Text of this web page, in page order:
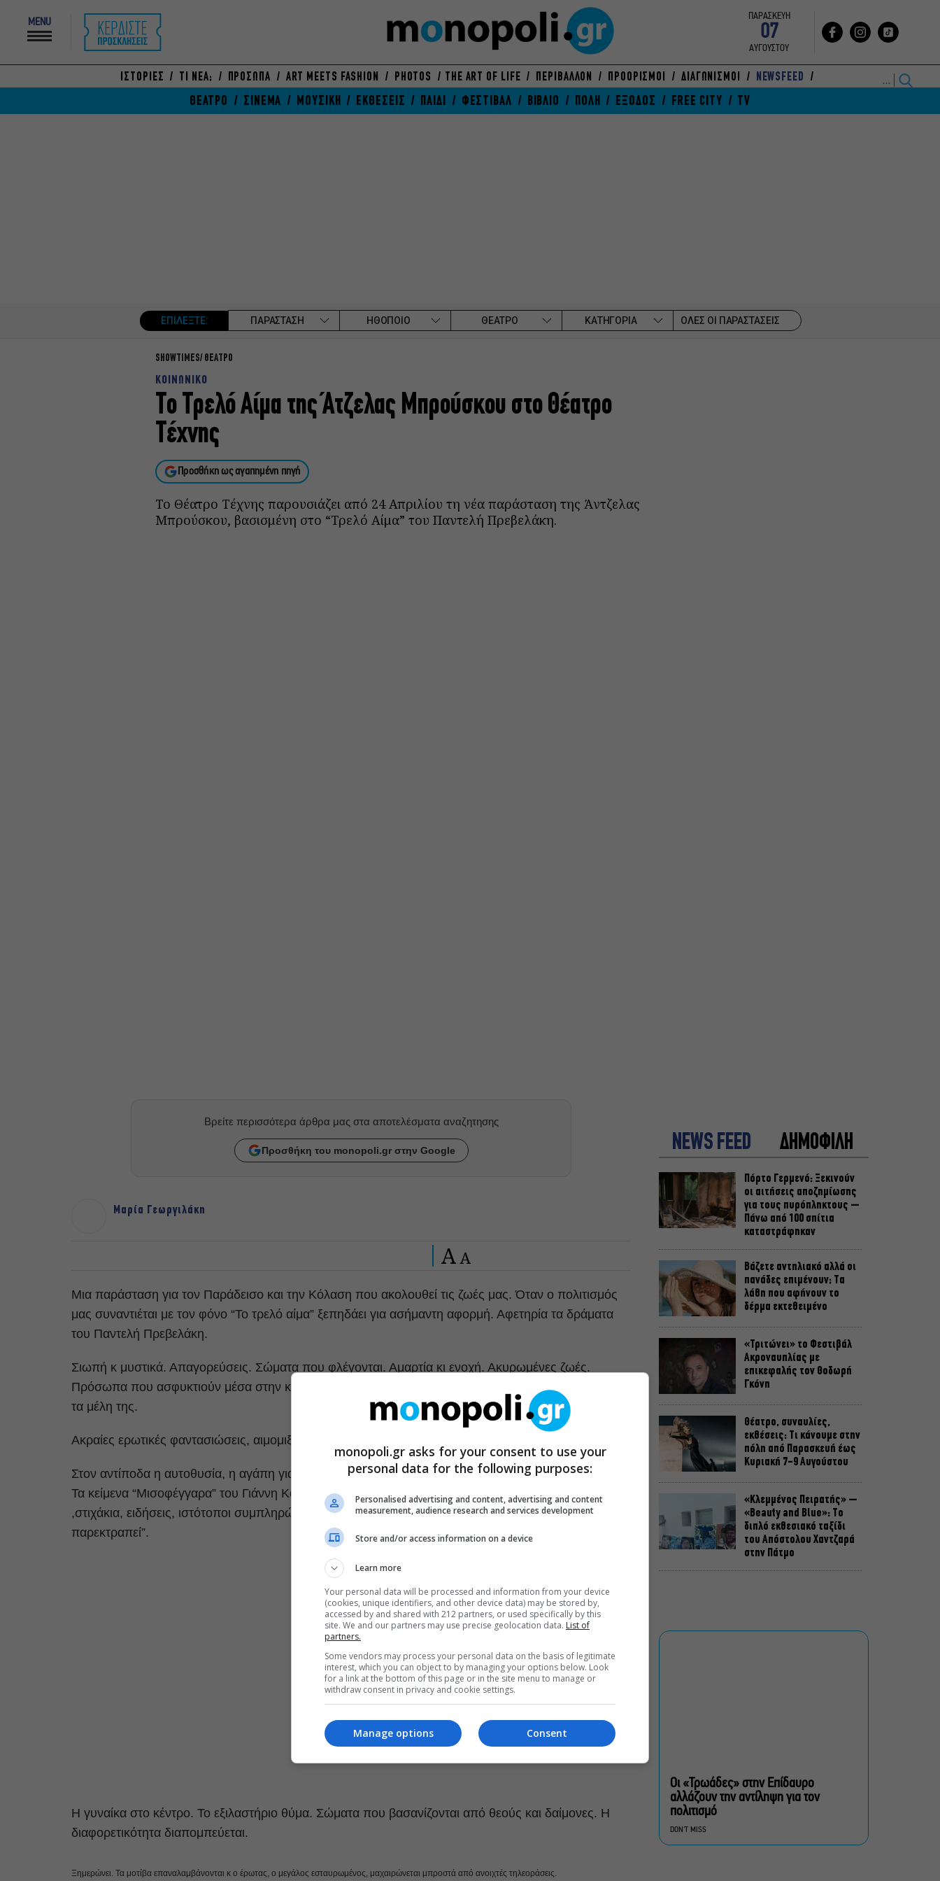
MENU
ΠΑΡΑΣΚΕΥΗ
07
ΑΥΓΟΥΣΤΟΥ
ΙΣΤΟΡΙΕΣ ΤΙ ΝΕΑ; ΠΡΟΣΩΠΑ ART MEETS FASHION PHOTOS THE ART OF LIFE ΠΕΡΙΒΑΛΛΟΝ ΠΡΟΟΡΙΣΜΟΙ ΔΙΑΓΩΝΙΣΜΟΙ NEWSFEED
ΘΕΑΤΡΟ ΣΙΝΕΜΑ ΜΟΥΣΙΚΗ ΕΚΘΕΣΕΙΣ ΠΑΙΔΙ ΦΕΣΤΙΒΑΛ ΒΙΒΛΙΟ ΠΟΛΗ ΕΞΟΔΟΣ FREE CITY TV
ΕΠΙΛΕΞΤΕ: ΠΑΡΑΣΤΑΣΗ ΗΘΟΠΟΙΟ ΘΕΑΤΡΟ ΚΑΤΗΓΟΡΙΑ ΟΛΕΣ ΟΙ ΠΑΡΑΣΤΑΣΕΙΣ
SHOWTIMES ΘΕΑΤΡΟ
ΚΟΙΝΩΝΙΚΟ
Το Τρελό Αίμα της Άτζελας Μπρούσκου στο Θέατρο
Τέχνης
Προσθήκη ως αγαπημένη πηγή
Το Θέατρο Τέχνης παρουσιάζει από 24 Απριλίου τη νέα παράσταση της Άντζελας
Μπρούσκου, βασισμένη στο “Τρελό Αίμα” του Παντελή Πρεβελάκη.
Βρείτε περισσότερα άρθρα μας στα αποτελέσματα αναζητησης
Προσθήκη του monopoli.gr στην Google
Μαρία Γεωργιλάκη
A A
Μια παράσταση για τον Παράδεισο και την Κόλαση που ακολουθεί τις ζωές μας. Όταν ο πολιτισμός
μας συναντιέται με τον φόνο “Το τρελό αίμα” ξεπηδάει για ασήμαντη αφορμή. Αφετηρία τα δράματα
του Παντελή Πρεβελάκη.
Σιωπή κ μυστικά. Απαγορεύσεις. Σώματα που φλέγονται. Αμαρτία κι ενοχή. Ακυρωμένες ζωές.
Πρόσωπα που ασφυκτιούν μέσα στην κλειστή ζωή μιας οργανωμένης κοινωνίας που καταδυναστεύει
τα μέλη της.
Ακραίες ερωτικές φαντασιώσεις, αιμομιξίες, φονικά, μοιχοί, αυτόχειρες.
Στον αντίποδα η αυτοθυσία, η αγάπη για τον θεό, η συγχώρεση, η σωτηρία της ψυχής, η φιλοπατρία.
Τα κείμενα “Μισοφέγγαρα” του Γιάννη Κοντραφούρη, σκόρπιες φράσεις ,αφορισμοί, τραγούδια
,στιχάκια, ειδήσεις, ιστότοποι συμπληρώνουν την γλώσσα μιας κοινωνίας που θέλει να τα “πιει για να
παρεκτραπεί”.
Η γυναίκα στο κέντρο. Το εξιλαστήριο θύμα. Σώματα που βασανίζονται από θεούς και δαίμονες. Η
διαφορετικότητα διαπομπεύεται.
Ξημερώνει. Τα μοτίβα επαναλαμβάνονται κ ο έρωτας, ο μεγάλος εσταυρωμένος, μαχαιρώνεται μπροστά από ανοιχτές τηλεοράσεις.
NEWS FEED ΔΗΜΟΦΙΛΗ
Πόρτο Γερμενό: Ξεκινούν
οι αιτήσεις αποζημίωσης
για τους πυρόπληκτους –
Πάνω από 100 σπίτια
καταστράφηκαν
Βάζετε αντηλιακό αλλά οι
πανάδες επιμένουν; Τα
λάθη που αφήνουν το
δέρμα εκτεθειμένο
«Τριτώνει» το Φεστιβάλ
Ακροναυπλίας με
επικεφαλής τον Θοδωρή
Γκόνη
Θέατρο, συναυλίες,
εκθέσεις: Τι κάνουμε στην
πόλη από Παρασκευή έως
Κυριακή 7-9 Αυγούστου
«Κλεμμένος Πειρατής» –
«Beauty and Blue»: Το
διπλό εκθεσιακό ταξίδι
του Απόστολου Χαντζαρά
στην Πάτμο
Ήβης Στάγκαλη στο
του πολυβραβευμένου
Brian Friel τον Οκτώβριο
στο Θέατρο Μπέλλος
Λάκης Χαλκιάς: Πλήθος
Οι «Τρωάδες» στην Επίδαυρο
αλλάζουν την αντίληψη για τον
πολιτισμό
DON'T MISS
monopoli.gr asks for your consent to use your
personal data for the following purposes:
Personalised advertising and content, advertising and content
measurement, audience research and services development
Store and/or access information on a device
Learn more
Your personal data will be processed and information from your device
(cookies, unique identifiers, and other device data) may be stored by,
accessed by and shared with 212 partners, or used specifically by this
site. We and our partners may use precise geolocation data. List of
partners.
Some vendors may process your personal data on the basis of legitimate
interest, which you can object to by managing your options below. Look
for a link at the bottom of this page or in the site menu to manage or
withdraw consent in privacy and cookie settings.
Consent
Manage options